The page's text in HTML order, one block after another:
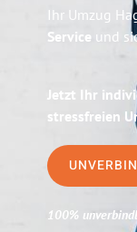
Ihr Umzug
Service und
Jetzt Ihr
stressfreien
100%